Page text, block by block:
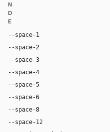
N
D
E
--space-1
--space-2
--space-3
--space-4
--space-5
--space-6
--space-8
--space-12